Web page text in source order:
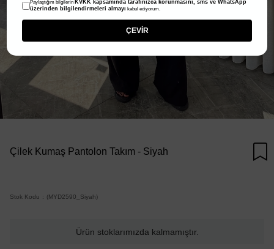
Çilek Kumaş Pantolon Takım - Siyah
Stok Kodu (MYD2590_Siyah)
Ürün stoklarımızda kalmamıştır.
Paylaştığım bilgilerin KVKK kapsamında tarafınızca korunmasını, sms ve WhatsApp
üzerinden bilgilendirmeleri almayı kabul ediyorum.
ÇEVİR